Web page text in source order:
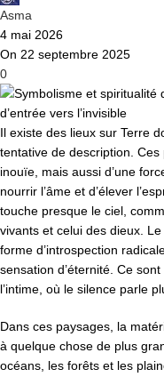
Asma
4 mai 2026
On 22 septembre 2025
0
Il existe des lieux sur Terre
tentative de description.
inouïe, mais aussi d’une
nourrir l’âme et d’élever
touche presque le ciel,
vivants et celui des dieux.
forme d’introspection
sensation d’éternité. Ce
l’intime, où le silence parle
Dans ces paysages, la
à quelque chose de plus
océans, les forêts et les